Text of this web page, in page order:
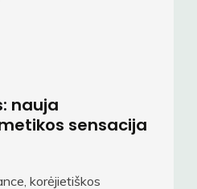
nauja
sensacija
korėjietiškos